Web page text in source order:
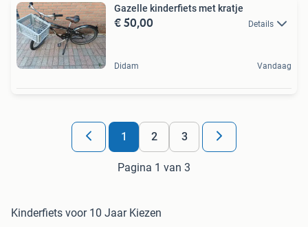
Gazelle kinderfiets met kratje
€ 50,00 Details
Didam Vandaag
1 2 3
Pagina 1 van 3
Kinderfiets voor 10 Jaar Kiezen